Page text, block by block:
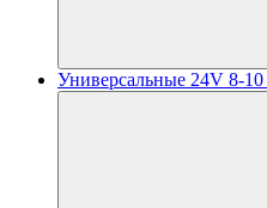
Универсальные 24V 8-